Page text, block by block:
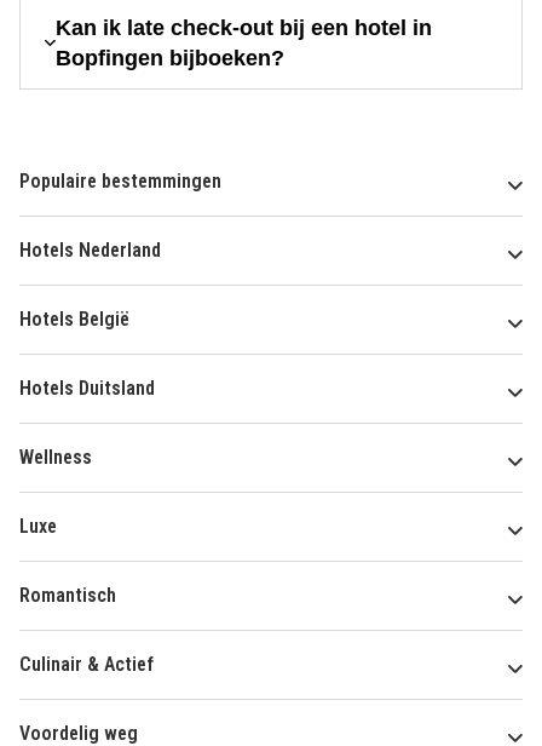
Kan ik late check-out bij een hotel in
Bopfingen bijboeken?
Populaire bestemmingen
Hotels Nederland
Hotels België
Hotels Duitsland
Wellness
Luxe
Romantisch
Culinair & Actief
Voordelig weg